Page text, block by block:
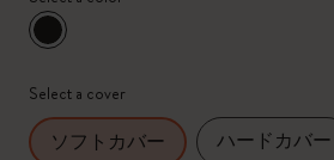
選択済
*選択したカラー
Select a cover
ソフトカバー ハードカバー